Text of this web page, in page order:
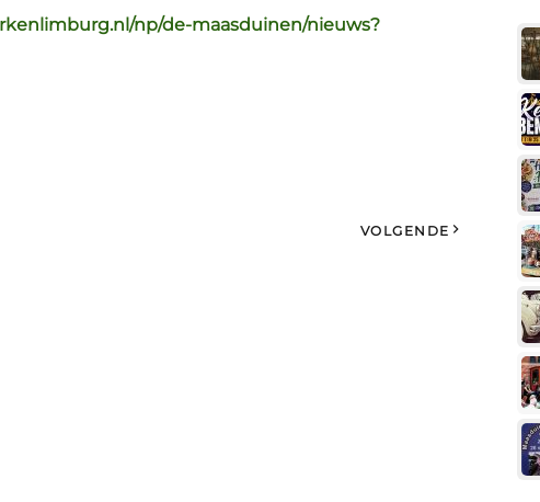
np/de-maasduinen/nieuws?
VOLGENDE